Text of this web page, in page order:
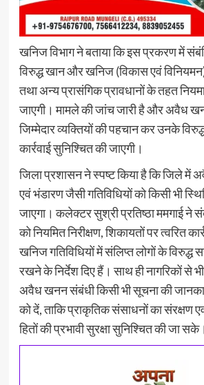
खनिज विभाग ने बताया कि इस प्रकरण में
विरुद्ध खान और खनिज (विकास एवं
तथा अन्य प्रासंगिक प्रावधानों के तहत
जाएगी। मामले की जांच जारी है और अवैध
जिम्मेदार व्यक्तियों की पहचान कर उनके
कार्रवाई सुनिश्चित की जाएगी।
जिला प्रशासन ने स्पष्ट किया है कि जिले में
एवं भंडारण जैसी गतिविधियों को किसी भी
जाएगा। कलेक्टर सुश्री प्रतिष्ठा ममगाई ने
को नियमित निरीक्षण, शिकायतों पर त्वरित
खनिज गतिविधियों में संलिप्त लोगों के विरुद्ध
रखने के निर्देश दिए हैं। साथ ही नागरिकों से
अवैध खनन संबंधी किसी भी सूचना की
को दें, ताकि प्राकृतिक संसाधनों का संरक्षण
हितों की प्रभावी सुरक्षा सुनिश्चित की जा सके।